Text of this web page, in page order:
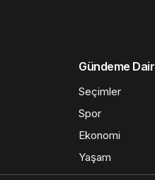
Gündeme Dair
Seçimler
Spor
Ekonomi
Yaşam